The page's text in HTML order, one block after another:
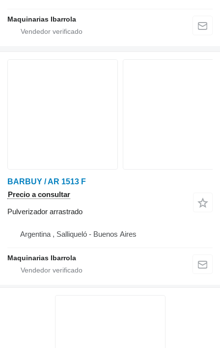
Maquinarias Ibarrola
BARBUY / AR 1513 F
Precio a consultar
Pulverizador arrastrado
Argentina , Salliqueló - Buenos Aires
Maquinarias Ibarrola